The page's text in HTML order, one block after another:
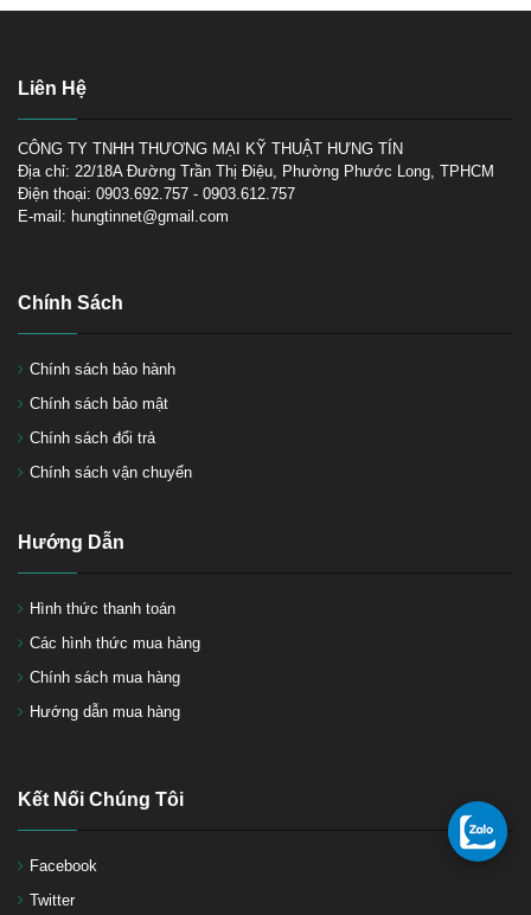
mạ crom chống dính-Series
Bsho Anest Iwata
Liên Hệ
CÔNG TY TNHH THƯƠNG MẠI KỸ THUẬT HƯNG TÍN
Địa chỉ: 22/18A Đường Trần Thị Điệu, Phường Phước Long, TPHCM
Điện thoại: 0903.692.757 - 0903.612.757
E-mail: hungtinnet@gmail.com
Chính Sách
Chính sách bảo hành
Chính sách bảo mật
Chính sách đổi trả
Chính sách vận chuyển
Hướng Dẫn
Hình thức thanh toán
Các hình thức mua hàng
Chính sách mua hàng
Hướng dẫn mua hàng
Kết Nối Chúng Tôi
Facebook
Twitter